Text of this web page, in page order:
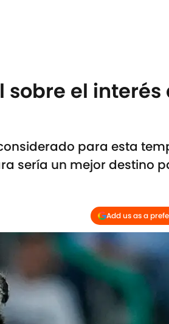
sobre el interés
para esta
sería un mejor destino
Add us as a